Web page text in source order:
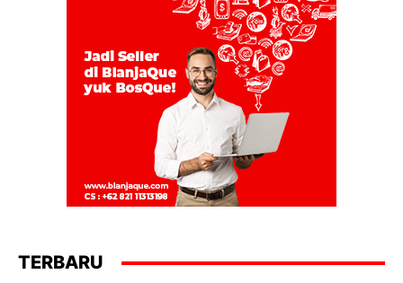
TERBARU